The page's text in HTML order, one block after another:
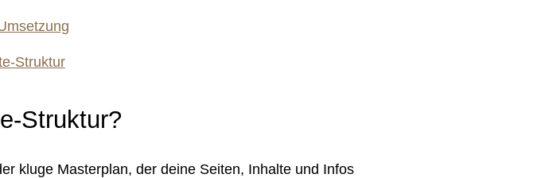
Struktur
Struktur?
kluge Masterplan, der deine Seiten, Inhalte und Infos